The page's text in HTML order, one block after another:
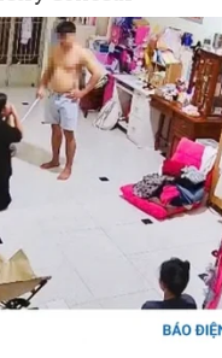
Ô tô - Xe máy
Ô tô
Xe máy
Tư vấn